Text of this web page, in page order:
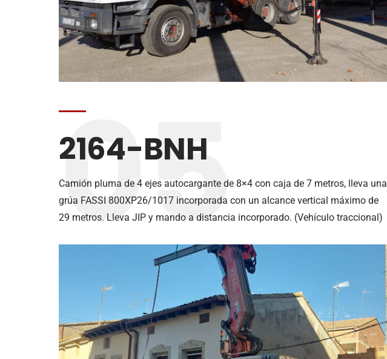
05
2164-BNH
Camión pluma de 4 ejes autocargante de 8×4 con caja de 7 metros, lleva una
grúa FASSI 800XP26/1017 incorporada con un alcance vertical máximo de
29 metros. Lleva JIP y mando a distancia incorporado. (Vehículo traccional)